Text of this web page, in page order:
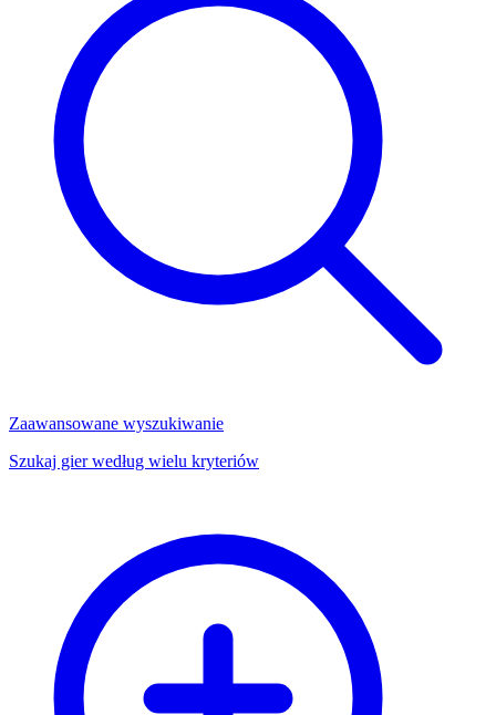
Zaawansowane wyszukiwanie
Szukaj gier według wielu kryteriów